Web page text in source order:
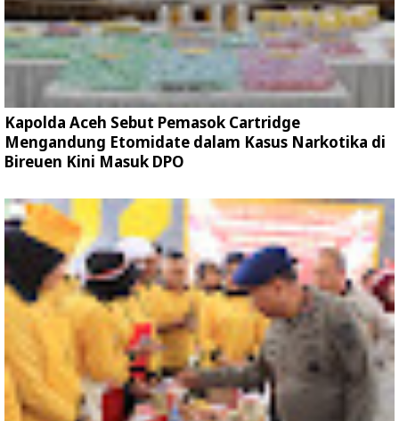
Kapolda Aceh Sebut Pemasok Cartridge
Mengandung Etomidate dalam Kasus Narkotika di
Bireuen Kini Masuk DPO